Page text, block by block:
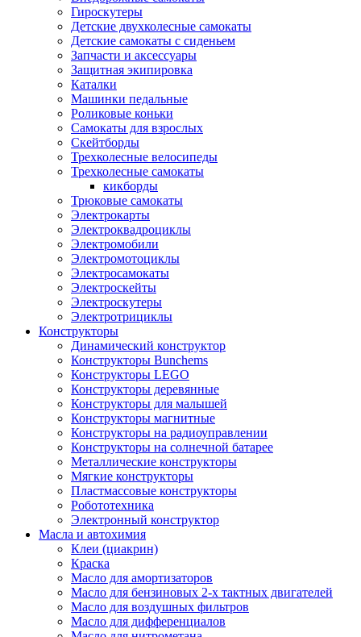
Гироскутеры
Детские двухколесные самокаты
Детские самокаты с сиденьем
Запчасти и аксессуары
Защитная экипировка
Каталки
Машинки педальные
Роликовые коньки
Самокаты для взрослых
Скейтборды
Трехколесные велосипеды
Трехколесные самокаты
кикборды
Трюковые самокаты
Электрокарты
Электроквадроциклы
Электромобили
Электромотоциклы
Электросамокаты
Электроскейты
Электроскутеры
Электротрициклы
Конструкторы
Динамический конструктор
Конструкторы Bunchems
Конструкторы LEGO
Конструкторы деревянные
Конструкторы для малышей
Конструкторы магнитные
Конструкторы на радиоуправлении
Конструкторы на солнечной батарее
Металлические конструкторы
Мягкие конструкторы
Пластмассовые конструкторы
Робототехника
Электронный конструктор
Масла и автохимия
Клеи (циакрин)
Краска
Масло для амортизаторов
Масло для бензиновых 2-х тактных двигателей
Масло для воздушных фильтров
Масло для дифференциалов